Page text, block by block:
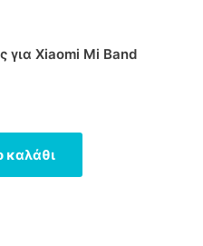
για Xiaomi Mi Band
καλάθι